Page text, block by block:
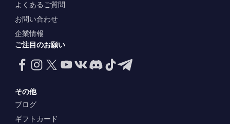
よくあるご質問
お問い合わせ
企業情報
ご注目のお願い
その他
ブログ
ギフトカード